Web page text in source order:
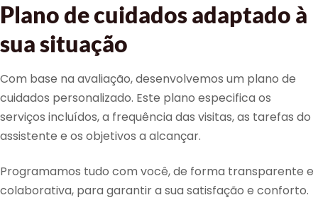
Plano de cuidados adaptado à
sua situação
Com base na avaliação, desenvolvemos um plano de
cuidados personalizado. Este plano especifica os
serviços incluídos, a frequência das visitas, as tarefas do
assistente e os objetivos a alcançar.
Programamos tudo com você, de forma transparente e
colaborativa, para garantir a sua satisfação e conforto.